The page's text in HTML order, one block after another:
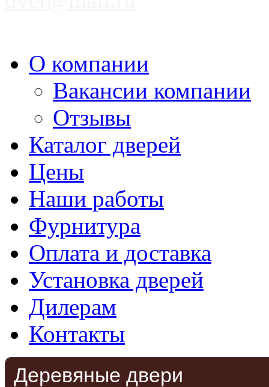
О компании
Вакансии компании
Отзывы
Каталог дверей
Цены
Наши работы
Фурнитура
Оплата и доставка
Установка дверей
Дилерам
Контакты
Деревяные двери